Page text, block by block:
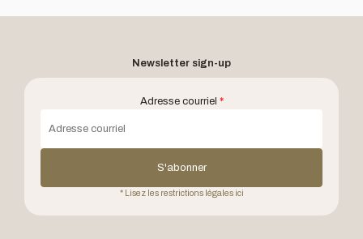
Newsletter sign-up
Adresse courriel *
S'abonner
* Lisez les restrictions légales ici